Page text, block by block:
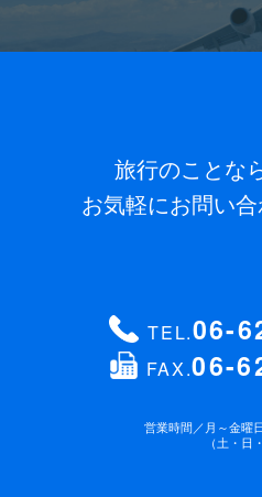
旅行のことな
お気軽にお問い合
TEL.06-
FAX.06-
営業時間／月～金曜
（土・日